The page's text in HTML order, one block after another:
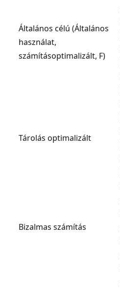
Általános célú (Általános
használat,
számításoptimalizált, F)
Tárolás optimalizált
Bizalmas számítás